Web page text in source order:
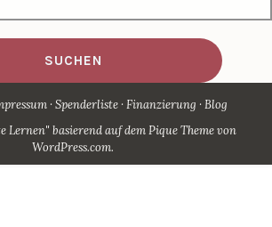
Spenderliste Finanzierung Blog
Lernen" basierend auf dem Pique Theme von
WordPress.com.